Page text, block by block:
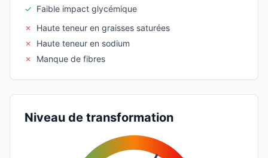
✓ Faible impact glycémique
✗
Haute teneur en graisses saturées
✗
Haute teneur en sodium
✗
Manque de fibres
Niveau de transformation